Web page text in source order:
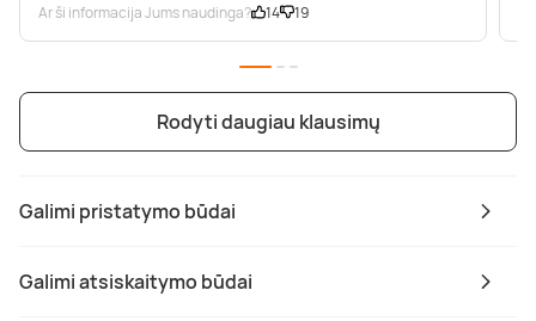
Galimi pristatymo būdai
Galimi atsiskaitymo būdai
Ar ši informacija Jums naudinga? 14 19
Rodyti daugiau klausimų